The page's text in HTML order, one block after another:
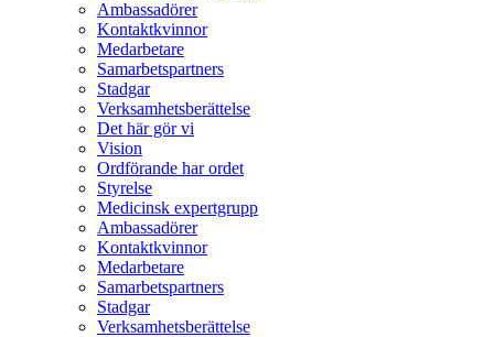
Ambassadörer
Kontaktkvinnor
Medarbetare
Samarbetspartners
Stadgar
Verksamhetsberättelse
Det här gör vi
Vision
Ordförande har ordet
Styrelse
Medicinsk expertgrupp
Ambassadörer
Kontaktkvinnor
Medarbetare
Samarbetspartners
Stadgar
Verksamhetsberättelse